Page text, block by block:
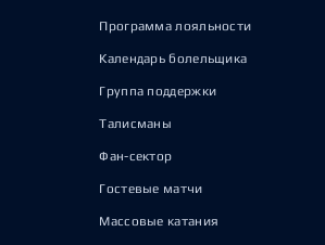
Программа лояльности
Календарь болельщика
Группа поддержки
Талисманы
Фан-сектор
Гостевые матчи
Массовые катания